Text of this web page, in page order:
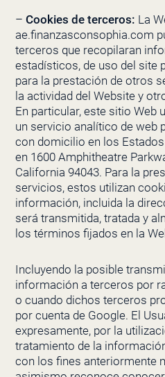
– Cookies de terceros: La
ae.finanzasconsophia.com
terceros que recopilaran
estadísticos, de uso del site
para la prestación de otros
la actividad del Website y
En particular, este sitio Web
un servicio analítico de web
con domicilio en los
en 1600 Amphitheatre
California 94043. Para la
servicios, estos utilizan
información, incluida la
será transmitida, tratada y
los términos fijados en la
Incluyendo la posible
información a terceros por
o cuando dichos terceros
por cuenta de Google. El
expresamente, por la
tratamiento de la
con los fines anteriormente